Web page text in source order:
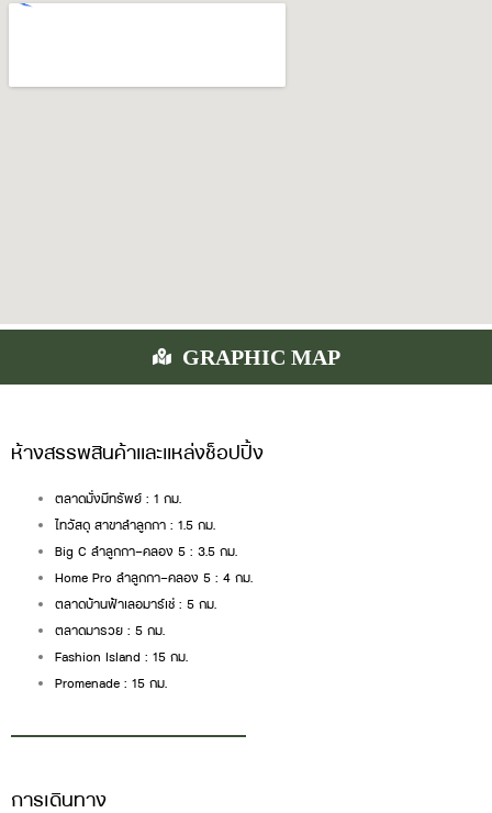
GRAPHIC MAP
ห้างสรรพสินค้าและแหล่งช็อปปิ้ง
ตลาดมั่งมีทรัพย์ : 1 กม.
ไทวัสดุ สาขาลำลูกกา : 1.5 กม.
Big C ลำลูกกา-คลอง 5 : 3.5 กม.
Home Pro ลำลูกกา-คลอง 5 : 4 กม.
ตลาดบ้านฟ้าเลอมาร์เช่ : 5 กม.
ตลาดมารวย : 5 กม.
Fashion Island : 15 กม.
Promenade : 15 กม.
การเดินทาง